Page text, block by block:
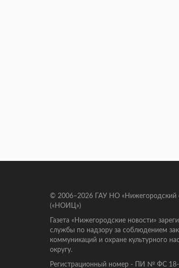
© 2006–2026 ГАУ НО «Нижегородский
(«НОИЦ»)
Газета «Нижегородские новости»
службы по надзору за соблюдением
коммуникаций и охране культурного
округу.
Регистрационный номер - ПИ № ФС 18-